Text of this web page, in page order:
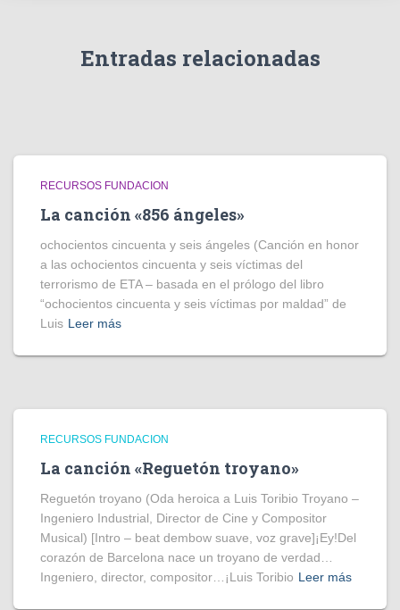
Entradas relacionadas
RECURSOS FUNDACION
La canción «856 ángeles»
ochocientos cincuenta y seis ángeles (Canción en honor
a las ochocientos cincuenta y seis víctimas del
terrorismo de ETA – basada en el prólogo del libro
“ochocientos cincuenta y seis víctimas por maldad” de
Luis Leer más
RECURSOS FUNDACION
La canción «Reguetón troyano»
Reguetón troyano (Oda heroica a Luis Toribio Troyano –
Ingeniero Industrial, Director de Cine y Compositor
Musical) [Intro – beat dembow suave, voz grave]¡Ey!Del
corazón de Barcelona nace un troyano de verdad…
Ingeniero, director, compositor…¡Luis Toribio Leer más